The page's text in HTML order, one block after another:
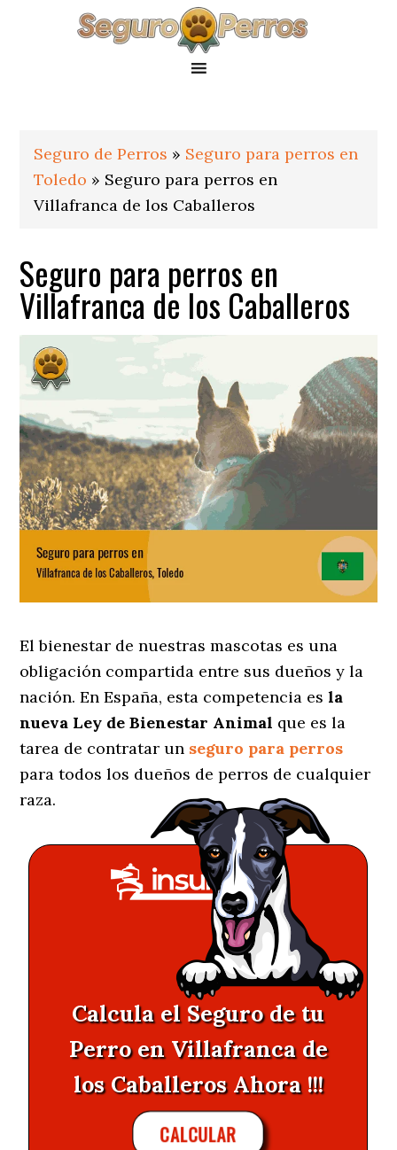
Seguro de Perros » Seguro para perros en
Toledo » Seguro para perros en
Villafranca de los Caballeros
Seguro para perros en
Villafranca de los Caballeros
El bienestar de nuestras mascotas es una
obligación compartida entre sus dueños y la
nación. En España, esta competencia esla
nueva Ley de Bienestar Animal que es la
tarea de contratar un seguro para perros
para todos los dueños de perros de cualquier
raza.
Calcula el Seguro de tu
Perro en Villafranca de
los Caballeros Ahora !!!
CALCULAR